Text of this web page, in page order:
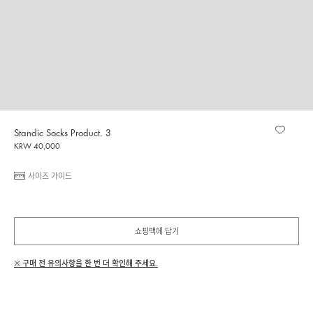
Standic Socks Product. 3
KRW 40,000
사이즈 가이드
쇼핑백에 담기
※ 구매 전 유의사항을 한 번 더 확인해 주세요.